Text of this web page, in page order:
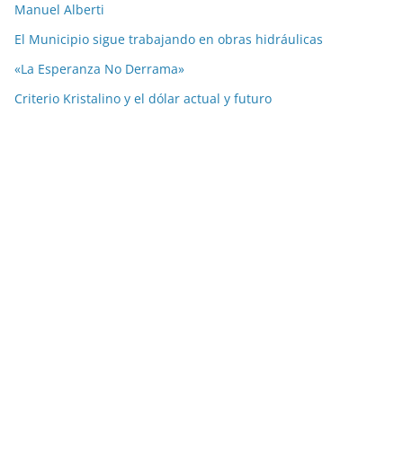
Manuel Alberti
El Municipio sigue trabajando en obras hidráulicas
«La Esperanza No Derrama»
Criterio Kristalino y el dólar actual y futuro